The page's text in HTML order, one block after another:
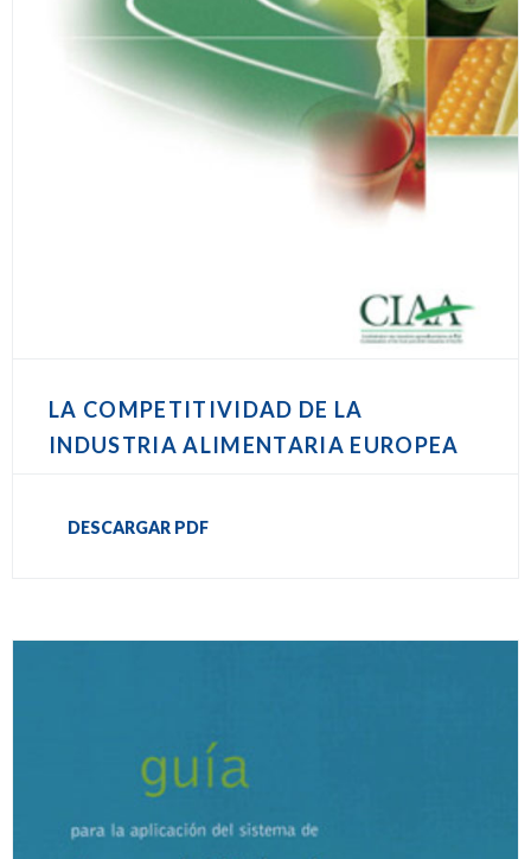
LA COMPETITIVIDAD DE LA
INDUSTRIA ALIMENTARIA EUROPEA
DESCARGAR PDF